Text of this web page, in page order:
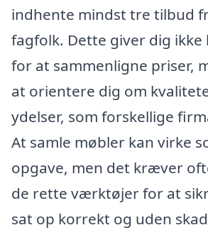
indhente mindst tre tilbud
fagfolk. Dette giver dig
for at sammenligne priser,
at orientere dig om
ydelser, som forskellige
At samle møbler kan virke
opgave, men det kræver
de rette værktøjer for at
sat op korrekt og uden